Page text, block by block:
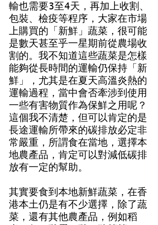
輸也需要3至4天，再加上收割、
包裝、檢疫等程序，大家在市場
上購買的「新鮮」蔬菜，很可能
是數天甚至乎一星期前從農場收
割的。我不知道這些蔬菜是怎樣
能夠從長時間的運輸仍保持「新
鮮」，尤其是在夏天高溫炎熱的
運輸過程，當中會否牽涉到使用
一些有害物質作為保鮮之用呢？
這個我不清楚，但可以肯定的是
長途運輸所帶來的碳排放必定非
常嚴重，所謂食在當地，選擇本
地農產品，肯定可以對減低碳排
放有一定的幫助。
其實要食到本地新鮮蔬菜，在香
港本土仍是有不少選擇，除了蔬
菜，還有其他農產品，例如稻